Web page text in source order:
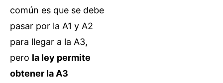
común es que se debe
pasar por la A1 y A2
para llegar a la A3,
pero la ley permite
obtener la A3